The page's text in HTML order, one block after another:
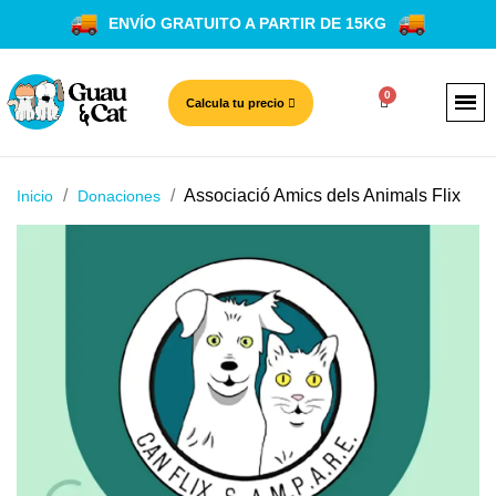
ENVÍO GRATUITO A PARTIR DE 15KG
Calcula tu precio
Inicio Donaciones Associació Amics dels Animals Flix